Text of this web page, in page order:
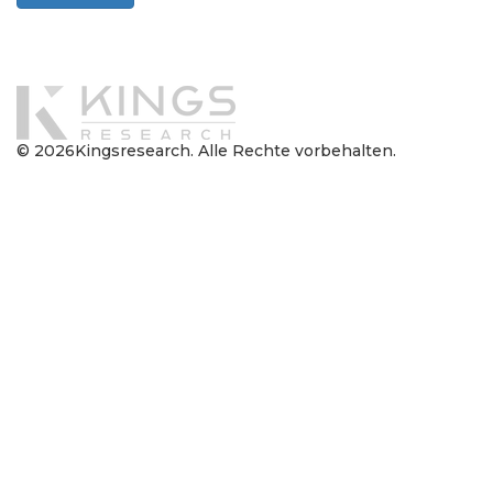
© 2026Kingsresearch. Alle Rechte vorbehalten.